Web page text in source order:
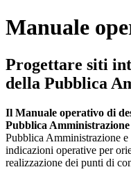
Manuale
Progettare siti
della Pubblica
Il Manuale operativo di
Pubblica Amministrazione
Pubblica Amministrazione
indicazioni operative per
realizzazione dei punti di